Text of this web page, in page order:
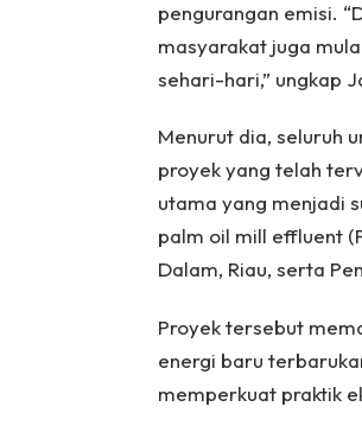
pengurangan emisi.
masyarakat juga
sehari-hari,” ungkap
Menurut dia, seluruh
proyek yang telah
utama yang menjadi
palm oil mill effluent
Dalam, Riau, serta
Proyek tersebut
energi baru
memperkuat praktik